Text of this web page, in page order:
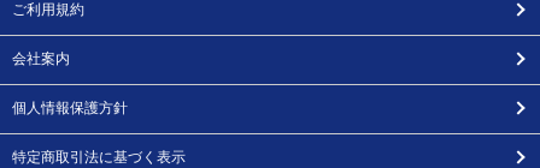
ご利用規約
会社案内
個人情報保護方針
特定商取引法に基づく表示